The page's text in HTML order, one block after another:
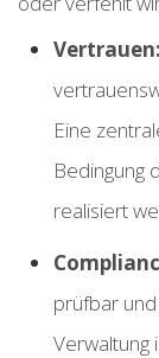
Vertrauen:
Eine
Bedingung
realisiert
prüfbar
Verwaltung